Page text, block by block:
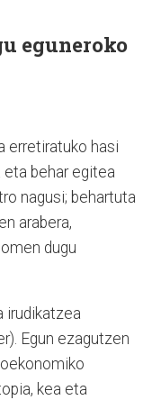
eguneroko
erretiratuko hasi
eta behar egitea
nagusi; behartuta
arabera,
dugu
irudikatzea
Egun ezagutzen
kea eta